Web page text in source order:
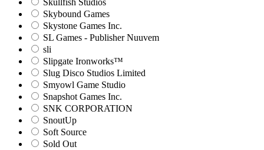
Skullfish Studios
Skybound Games
Skystone Games Inc.
SL Games - Publisher Nuuvem
sli
Slipgate Ironworks™
Slug Disco Studios Limited
Smyowl Game Studio
Snapshot Games Inc.
SNK CORPORATION
SnoutUp
Soft Source
Sold Out